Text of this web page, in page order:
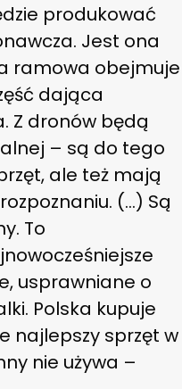
produkować
Jest ona
ramowa obejmuje
dająca
Z dronów będą
– są do tego
ale też mają
(…) Są
To
usprawniane o
Polska kupuje
najlepszy sprzęt w
nie używa –